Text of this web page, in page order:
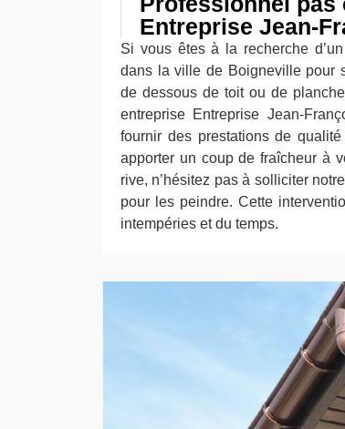
Entreprise Jean-
Si vous êtes à la recherche
dans la ville de Boigneville pour
de dessous de toit ou de
entreprise Entreprise Jean-
fournir des prestations de
apporter un coup de fraîcheur à
rive, n’hésitez pas à solliciter
pour les peindre. Cette
intempéries et du temps.